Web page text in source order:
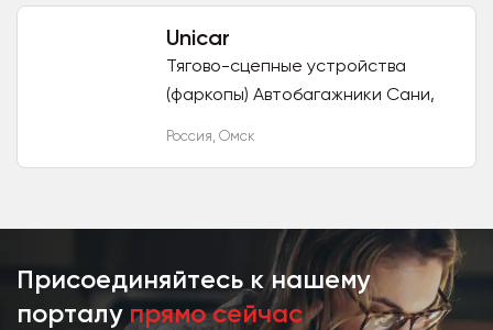
Unicar
Тягово-сцепные устройства
(фаркопы) Автобагажники Сани,
Россия, Омск
Присоединяйтесь к нашему
порталу прямо сейчас